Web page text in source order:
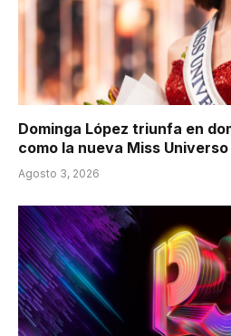
Dominga López triunfa en
como la nueva Miss
Agosto 3, 2026